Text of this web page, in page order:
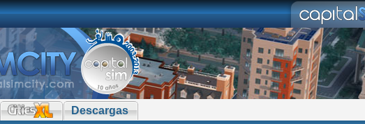
Descargas